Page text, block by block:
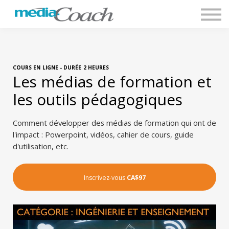
Blog
COURS EN LIGNE - DURÉE 2 HEURES
Les médias de formation et
les outils pédagogiques
Comment développer des médias de formation qui ont de
l'impact : Powerpoint, vidéos, cahier de cours, guide
d'utilisation, etc.
Inscrivez-vous CA$97